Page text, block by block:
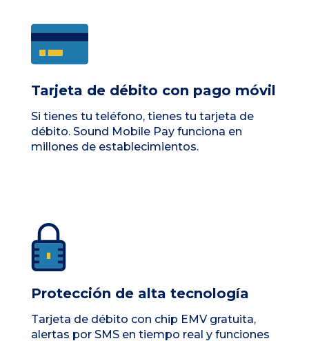
Tarjeta de débito con pago móvil
Si tienes tu teléfono, tienes tu tarjeta de
débito. Sound Mobile Pay funciona en
millones de establecimientos.
Protección de alta tecnología
Tarjeta de débito con chip EMV gratuita,
alertas por SMS en tiempo real y funciones